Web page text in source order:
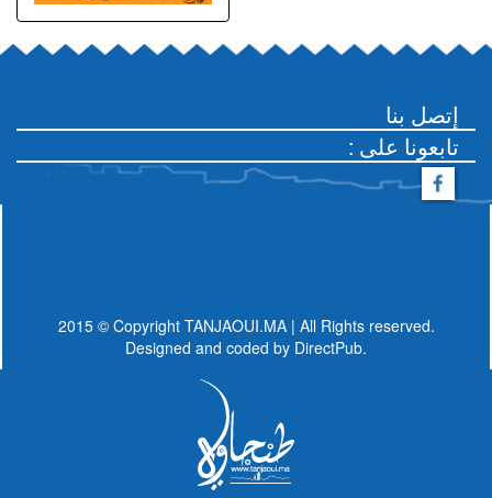
إتصل بنا
: تابعونا على
2015 © Copyright TANJAOUI.MA | All Rights reserved.
Designed and coded by DirectPub.